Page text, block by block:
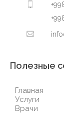
Полезные
Главная
Услуги
Врачи